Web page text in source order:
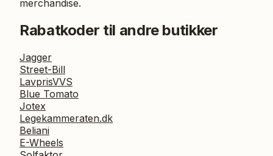
merchandise.
Rabatkoder til andre butikker
Jagger
Street-Bill
LavprisVVS
Blue Tomato
Jotex
Legekammeraten.dk
Beliani
E-Wheels